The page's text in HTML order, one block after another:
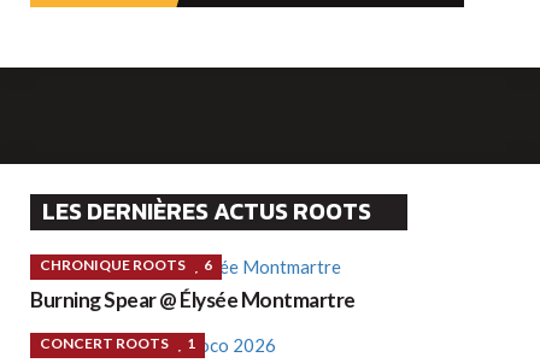
LES DERNIÈRES ACTUS ROOTS
CHRONIQUE ROOTS 6
Burning Spear @ Élysée Montmartre
CONCERT ROOTS 1